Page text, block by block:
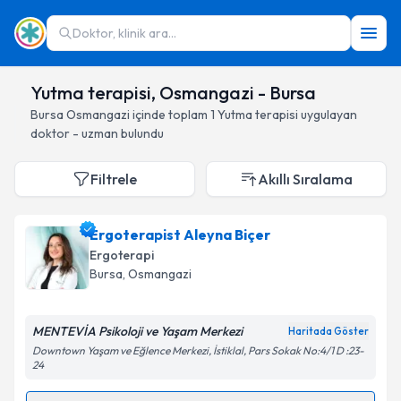
Doktor, klinik ara...
Yutma terapisi, Osmangazi - Bursa
Bursa Osmangazi içinde toplam 1 Yutma terapisi uygulayan
doktor - uzman bulundu
Filtrele Akıllı Sıralama
Ergoterapist Aleyna Biçer
Ergoterapi
Bursa, Osmangazi
MENTEVİA Psikoloji ve Yaşam Merkezi Haritada Göster
Downtown Yaşam ve Eğlence Merkezi, İstiklal, Pars Sokak No:4/1 D :23-
24